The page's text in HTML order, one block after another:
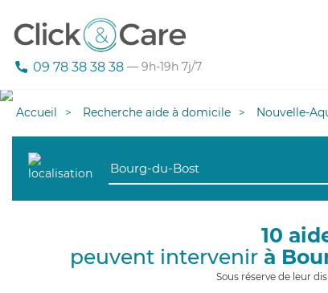
09 78 38 38 38 — 9h-19h 7j/7
Accueil Recherche aide à domicile Nouvelle-
10
peuvent intervenir à
Sous réserve de leur